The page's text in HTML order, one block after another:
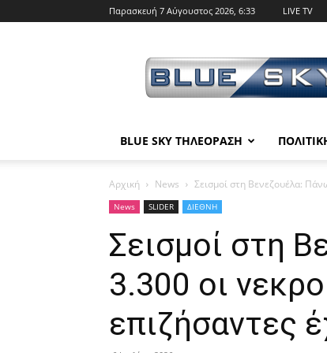
Παρασκευή 7 Αύγουστος 2026, 6:33 LIVE TV
SKY
BLUE SKY ΤΗΛΕΟΡΑΣΗ
Αρχική News Σεισμοί στη Βενεζουέλα:
News SLIDER ΔΙΕΘΝΗ
Σεισμοί στη
3.300 οι
επιζήσαντες